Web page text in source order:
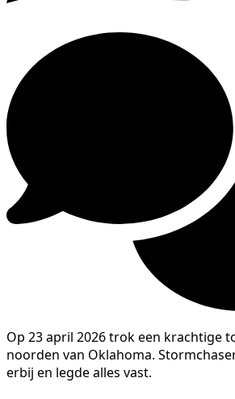
Op 23 april 2026 trok een krachtige
noorden van Oklahoma.
erbij en legde alles vast.